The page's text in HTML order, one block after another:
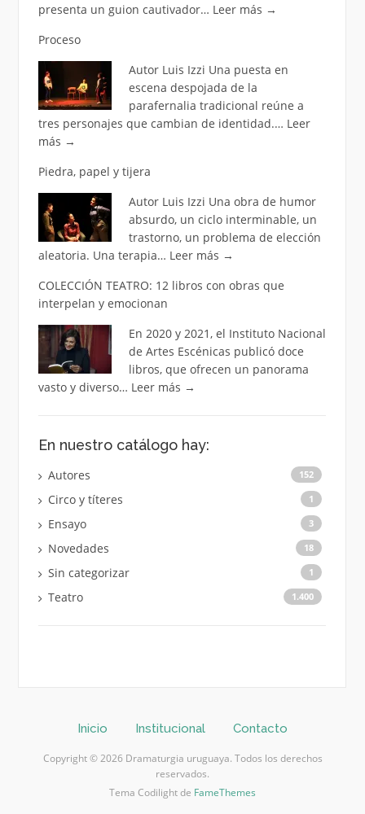
presenta un guion cautivador… Leer más →
Proceso
Autor Luis Izzi Una puesta en
escena despojada de la
parafernalia tradicional reúne a
tres personajes que cambian de identidad.… Leer
más →
Piedra, papel y tijera
Autor Luis Izzi Una obra de humor
absurdo, un ciclo interminable, un
trastorno, un problema de elección
aleatoria. Una terapia… Leer más →
COLECCIÓN TEATRO: 12 libros con obras que
interpelan y emocionan
En 2020 y 2021, el Instituto Nacional
de Artes Escénicas publicó doce
libros, que ofrecen un panorama
vasto y diverso… Leer más →
En nuestro catálogo hay:
Autores 152
Circo y títeres 1
Ensayo 3
Novedades 18
Sin categorizar 1
Teatro 1.400
Inicio Institucional Contacto
Copyright © 2026 Dramaturgia uruguaya. Todos los derechos
reservados.
Tema Codilight de FameThemes